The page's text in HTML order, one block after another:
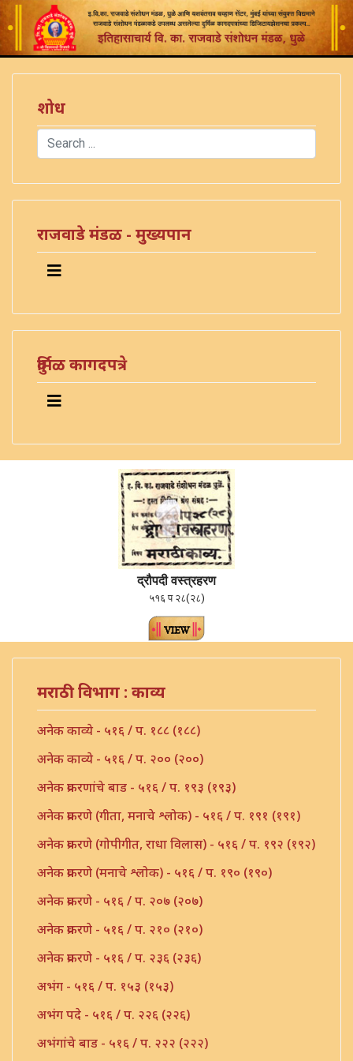
शोध
Search
राजवाडे मंडळ - मुख्यपान
दुर्मिळ कागदपत्रे
द्रौपदी वस्त्रहरण
५१६ प २८(२८)
मराठी विभाग : काव्य
अनेक काव्ये - ५१६ / प. १८८ (१८८)
अनेक काव्ये - ५१६ / प. २०० (२००)
अनेक प्रकरणांचे बाड - ५१६ / प. १९३ (१९३)
अनेक प्रकरणे (गीता, मनाचे श्लोक) - ५१६ / प. १९१ (१९१)
अनेक प्रकरणे (गोपीगीत, राधा विलास) - ५१६ / प. १९२ (१९२)
अनेक प्रकरणे (मनाचे श्लोक) - ५१६ / प. १९० (१९०)
अनेक प्रकरणे - ५१६ / प. २०७ (२०७)
अनेक प्रकरणे - ५१६ / प. २१० (२१०)
अनेक प्रकरणे - ५१६ / प. २३६ (२३६)
अभंग - ५१६ / प. १५३ (१५३)
अभंग पदे - ५१६ / प. २२६ (२२६)
अभंगांचे बाड - ५१६ / प. २२२ (२२२)